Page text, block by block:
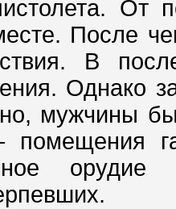
От
После
В
Однако
мужчины
помещения